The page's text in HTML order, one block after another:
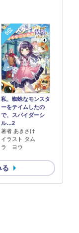
5位
私、蜘蛛なモンスタ
ーをテイムしたの
で、スパイダーシ
ル…2
著者 あきさけ
イラスト タム
ラ ヨウ
る